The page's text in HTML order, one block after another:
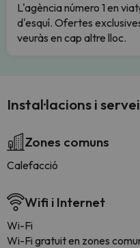
L'agència número 1 en
d'esquí. Ofertes
veuràs en cap altre lloc.
Instal·lacions i
Zones comuns
Calefacció
Wifi i Internet
Wi-Fi
Wi-Fi gratuit en zones